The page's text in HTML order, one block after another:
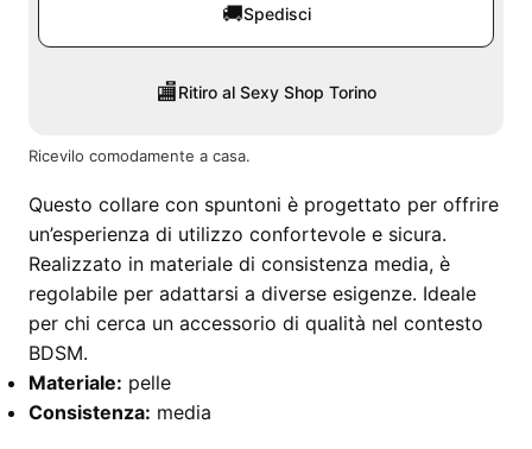
🚚Spedisci
🏬Ritiro al Sexy Shop Torino
Ricevilo comodamente a casa.
Questo collare con spuntoni è progettato per offrire
un’esperienza di utilizzo confortevole e sicura.
Realizzato in materiale di consistenza media, è
regolabile per adattarsi a diverse esigenze. Ideale
per chi cerca un accessorio di qualità nel contesto
BDSM.
Materiale: pelle
Consistenza: media